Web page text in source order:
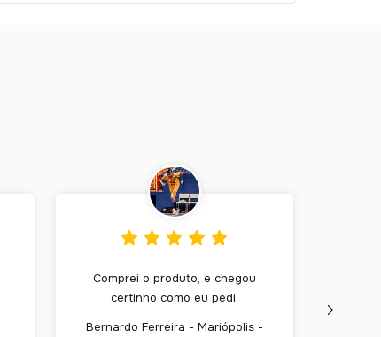
Comprei o produto, e chegou
certinho como eu pedi.
Bernardo Ferreira - Mariópolis -